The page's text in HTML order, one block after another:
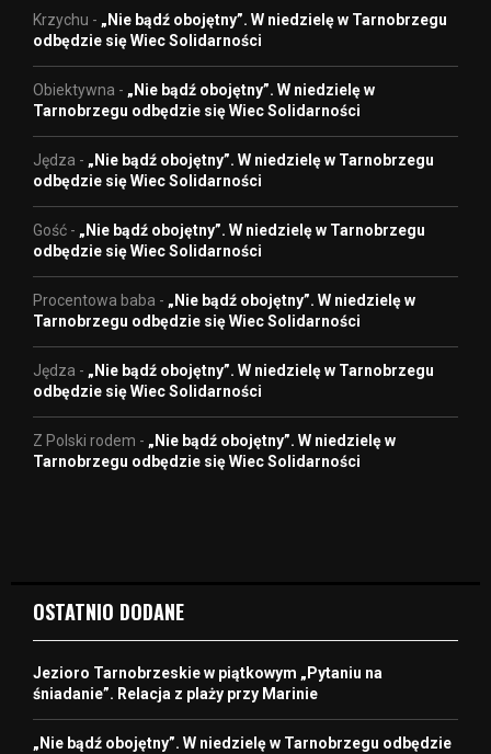
Krzychu - „Nie bądź obojętny”. W niedzielę w Tarnobrzegu
odbędzie się Wiec Solidarności
Obiektywna - „Nie bądź obojętny”. W niedzielę w
Tarnobrzegu odbędzie się Wiec Solidarności
Jędza - „Nie bądź obojętny”. W niedzielę w Tarnobrzegu
odbędzie się Wiec Solidarności
Gość - „Nie bądź obojętny”. W niedzielę w Tarnobrzegu
odbędzie się Wiec Solidarności
Procentowa baba - „Nie bądź obojętny”. W niedzielę w
Tarnobrzegu odbędzie się Wiec Solidarności
Jędza - „Nie bądź obojętny”. W niedzielę w Tarnobrzegu
odbędzie się Wiec Solidarności
Z Polski rodem - „Nie bądź obojętny”. W niedzielę w
Tarnobrzegu odbędzie się Wiec Solidarności
OSTATNIO DODANE
Jezioro Tarnobrzeskie w piątkowym „Pytaniu na
śniadanie”. Relacja z plaży przy Marinie
„Nie bądź obojętny”. W niedzielę w Tarnobrzegu odbędzie